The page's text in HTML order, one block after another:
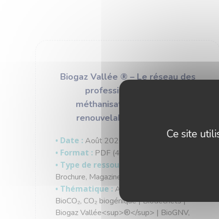
Biogaz Vallée ® – Le réseau des
professionnels de la
méthanisation et des gaz
renouvelables en France
• Date :Août 2026
• Format : PDF (4 pages)
• Type de ressource :
Brochure, Magazine
• Thématique : Aube | b2bmetha |
BioCO₂, CO₂ biogénique | Biodéchets |
Biogaz Vallée<sup>®</sup> | BioGNV,
Ce site